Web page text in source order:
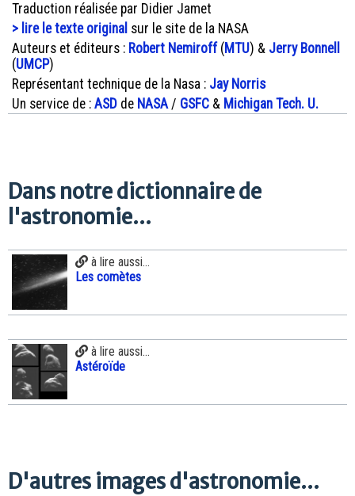
Traduction réalisée par Didier Jamet
> lire le texte original sur le site de la NASA
Auteurs et éditeurs : Robert Nemiroff( MTU) & Jerry Bonnell
(UMCP)
Représentant technique de la Nasa : Jay Norris
Un service de : ASD de NASA/ GSFC & Michigan Tech. U.
Dans notre dictionnaire de
l'astronomie...
à lire aussi...
Les comètes
à lire aussi...
Astéroïde
D'autres images d'astronomie...